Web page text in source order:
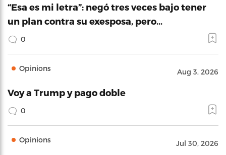
“Esa es mi letra”: negó tres veces bajo tener
un plan contra su exesposa, pero…
0
Opinions Aug 3, 2026
Voy a Trump y pago doble
0
Opinions Jul 30, 2026